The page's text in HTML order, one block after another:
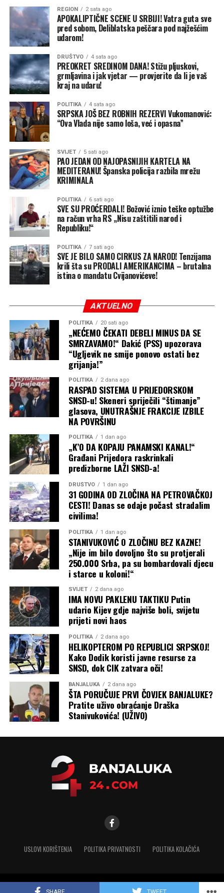
REGION 2 sata ago
APOKALIPTIČNE SCENE U SRBIJI! Vatra guta sve
pred sobom, Deliblatska peščara pod najžešćim
udarom!
DRUŠTVO 4 sata ago
PREOKRET SREDINOM DANA! Stižu pljuskovi,
grmljavina i jak vjetar — provjerite da li je vaš
kraj na udaru!
POLITIKA 4 sata ago
SRPSKA JOŠ BEZ ROBNIH REZERVI Vukomanović:
“Ova Vlada nije samo loša, već i opasna”
SVIJET 5 sati ago
PAO JEDAN OD NAJOPASNIJIH KARTELA NA
MEDITERANU! Španska policija razbila mrežu
KRIMINALA
POLITIKA 6 sati ago
SVE SU PROĆERDALI! Božović iznio teške optužbe
na račun vrha RS „Nisu zaštitili narod i
Republiku!“
POLITIKA 7 sati ago
SVE JE BILO SAMO CIRKUS ZA NAROD! Tenzijama
krili šta su PRODALI AMERIKANCIMA – brutalna
istina o mandatu Cvijanovićeve!
AKTUELNO
POLITIKA 20 sati ago
„NEĆEMO ČEKATI DEBELI MINUS DA SE
SMRZAVAMO!“ Dakić (PSS) upozorava
“Ugljevik ne smije ponovo ostati bez
grijanja!”
POLITIKA 2 dana ago
RASPAD SISTEMA U PRIJEDORSKOM
SNSD-u! Skeneri spriječili “štimanje”
glasova, UNUTRAŠNJE FRAKCIJE IZBILE
NA POVRŠINU
POLITIKA 1 dan ago
„K’O DA KOPAJU PANAMSKI KANAL!“
Građani Prijedora raskrinkali
predizborne LAŽI SNSD-a!
DRUŠTVO 1 dan ago
31 GODINA OD ZLOČINA NA PETROVAČKOJ
CESTI! Danas se odaje počast stradalim
civilima!
POLITIKA 1 dan ago
STANIVUKOVIĆ O ZLOČINU BEZ KAZNE!
„Nije im bilo dovoljno što su protjerali
250.000 Srba, pa su bombardovali djecu
i starce u koloni!“
SVIJET 2 dana ago
IMA NOVU PAKLENU TAKTIKU Putin
udario Kijev gdje najviše boli, svijetu
prijeti novi haos
POLITIKA 2 dana ago
HELIKOPTEROM PO REPUBLICI SRPSKOJ!
Kako Dodik koristi javne resurse za
SNSD, dok CIK zatvara oči!
BANJALUKA 2 dana ago
ŠTA PORUČUJE PRVI ČOVJEK BANJALUKE?
Pratite uživo obraćanje Draška
Stanivukovića! (UŽIVO)
USLOVI KORIŠTENJA POLITIKA PRIVATNOSTI POLITIKA KOLAČIĆA
Copyright © 2025 banjaluka-24.com. Sva prava zadržana